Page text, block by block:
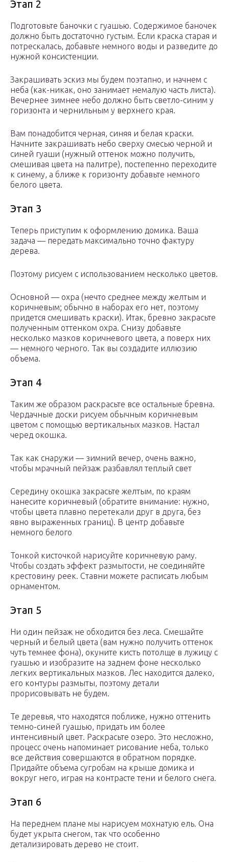
Этап 2
Подготовьте баночки с гуашью. Содержимое баночек
должно быть достаточно густым. Если краска старая и
потрескалась, добавьте немного воды и разведите до
нужной консистенции.
Закрашивать эскиз мы будем поэтапно, и начнем с
неба (как-никак, оно занимает немалую часть листа).
Вечернее зимнее небо должно быть светло-синим у
горизонта и чернильным у верхнего края.
Вам понадобится черная, синяя и белая краски.
Начните закрашивать небо сверху смесью черной и
синей гуаши (нужный оттенок можно получить,
смешивая цвета на палитре), постепенно переходите
к синему, а ближе к горизонту добавьте немного
белого цвета.
Этап 3
Теперь приступим к оформлению домика. Ваша
задача — передать максимально точно фактуру
дерева.
Поэтому рисуем с использованием несколько цветов.
Основной — охра (нечто среднее между желтым и
коричневым; обычно в наборах его нет, поэтому
придется смешивать краски). Итак, бревно закрасьте
полученным оттенком охра. Снизу добавьте
несколько мазков коричневого цвета, а поверх них
— немного черного. Так вы создадите иллюзию
объема.
Этап 4
Таким же образом раскрасьте все остальные бревна.
Чердачные доски рисуем обычным коричневым
цветом с помощью вертикальных мазков. Настал
черед окошка.
Так как снаружи — зимний вечер, очень важно,
чтобы мрачный пейзаж разбавлял теплый свет
Середину окошка закрасьте желтым, по краям
нанесите коричневый (обратите внимание: нужно,
чтобы цвета плавно перетекали друг в друга, без
явно выраженных границ). В центр добавьте
немного белого
Тонкой кисточкой нарисуйте коричневую раму.
Чтобы создать эффект размытости, не соединяйте
крестовину реек. Ставни можете расписать любым
орнаментом.
Этап 5
Ни один пейзаж не обходится без леса. Смешайте
черный и белый цвета (вам нужно получить оттенок
чуть темнее фона), окуните кисть потолще в лужицу с
гуашью и изобразите на заднем фоне несколько
легких вертикальных мазков. Лес находится далеко,
его контуры размыты, поэтому детали
прорисовывать не будем.
Те деревья, что находятся поближе, нужно оттенить
темно-синей гуашью, придать им более
интенсивный цвет. Раскрасьте озеро. Это несложно,
процесс очень напоминает рисование неба, только
все действия совершаются в обратном порядке.
Придайте объема сугробам на крыше домика и
вокруг него, играя на контрасте тени и белого снега.
Этап 6
На переднем плане мы нарисуем мохнатую ель. Она
будет укрыта снегом, так что особенно
детализировать дерево не стоит.